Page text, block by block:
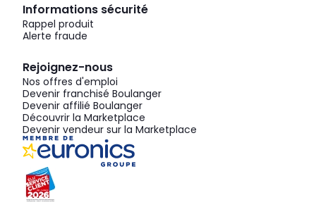
Informations sécurité
Rappel produit
Alerte fraude
Rejoignez-nous
Nos offres d'emploi
Devenir franchisé Boulanger
Devenir affilié Boulanger
Découvrir la Marketplace
Devenir vendeur sur la Marketplace